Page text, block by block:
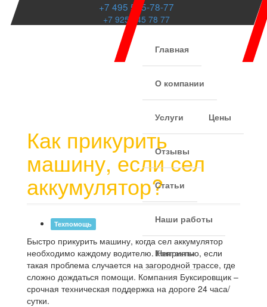
+7 495 545-78-77
+7 925 545 78 77
Главная
О компании
Услуги Цены
Отзывы
Статьи
Наши работы
Контакты
Как прикурить
машину, если сел
аккумулятор?
Техпомощь
Быстро прикурить машину, когда сел аккумулятор
необходимо каждому водителю. Неприятно, если
такая проблема случается на загородной трассе, где
сложно дождаться помощи. Компания Буксировщик –
срочная техническая поддержка на дороге 24 часа/
сутки.